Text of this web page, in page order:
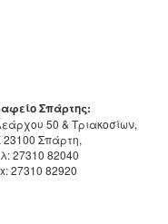
Σπάρτης:
50 & Τριακοσίων,
23100 Σπάρτη,
27310 82040
27310 82920